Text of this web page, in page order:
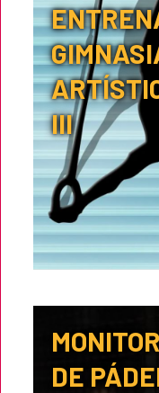
III
DE